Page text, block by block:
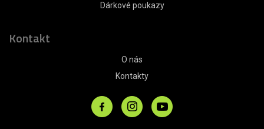
Dárkové poukazy
Kontakt
O nás
Kontakty